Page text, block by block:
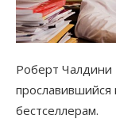
Роберт Чалдини
прославившийся
бестселлерам.